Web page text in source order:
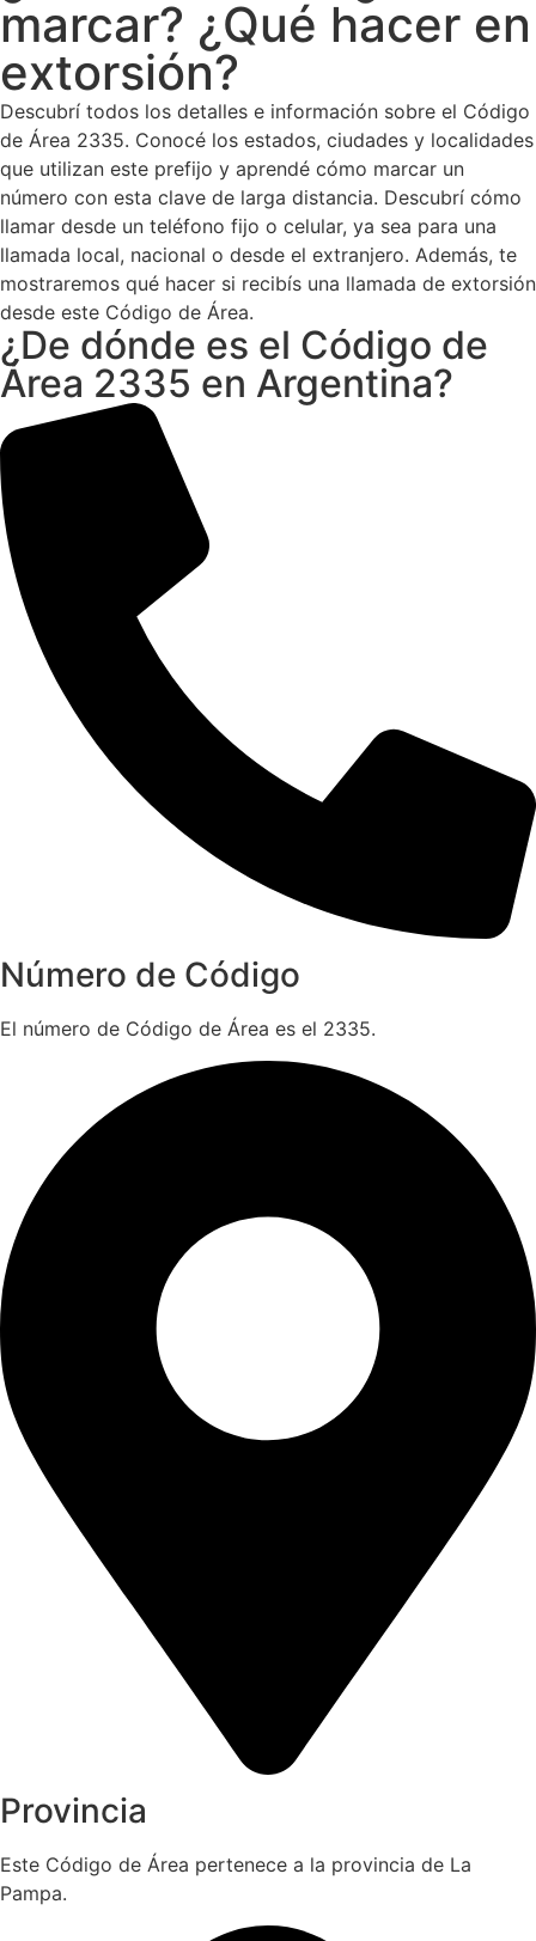
marcar? ¿Qué hacer en
extorsión?
Descubrí todos los detalles e información sobre el Código
de Área 2335. Conocé los estados, ciudades y localidades
que utilizan este prefijo y aprendé cómo marcar un
número con esta clave de larga distancia. Descubrí cómo
llamar desde un teléfono fijo o celular, ya sea para una
llamada local, nacional o desde el extranjero. Además, te
mostraremos qué hacer si recibís una llamada de extorsión
desde este Código de Área.
¿De dónde es el Código de
Área 2335 en Argentina?
Número de Código
El número de Código de Área es el 2335.
Provincia
Este Código de Área pertenece a la provincia de La
Pampa.